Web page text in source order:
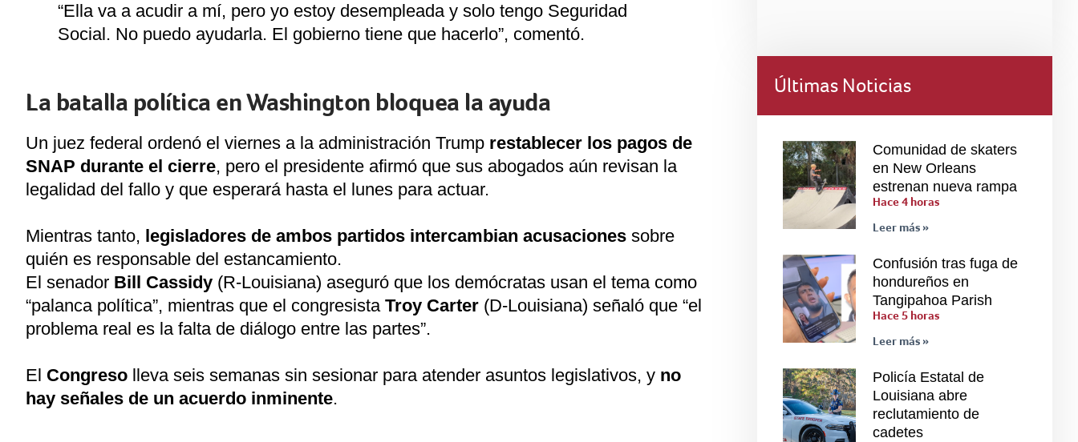
“Ella va a acudir a mí, pero yo estoy desempleada y solo tengo Seguridad
Social. No puedo ayudarla. El gobierno tiene que hacerlo”, comentó.
La batalla política en Washington bloquea la ayuda
Un juez federal ordenó el viernes a la administración Trump restablecer los pagos de
SNAP durante el cierre, pero el presidente afirmó que sus abogados aún revisan la
legalidad del fallo y que esperará hasta el lunes para actuar.
Mientras tanto, legisladores de ambos partidos intercambian acusaciones sobre
quién es responsable del estancamiento.
El senador Bill Cassidy (R-Louisiana) aseguró que los demócratas usan el tema como
“palanca política”, mientras que el congresista Troy Carter (D-Louisiana) señaló que “el
problema real es la falta de diálogo entre las partes”.
El Congreso lleva seis semanas sin sesionar para atender asuntos legislativos, y no
hay señales de un acuerdo inminente.
Últimas Noticias
Comunidad de skaters
en New Orleans
estrenan nueva rampa
Hace 4 horas
Leer más »
Confusión tras fuga de
hondureños en
Tangipahoa Parish
Hace 5 horas
Leer más »
Policía Estatal de
Louisiana abre
reclutamiento de
cadetes